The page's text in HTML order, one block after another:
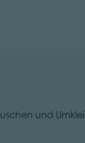
und